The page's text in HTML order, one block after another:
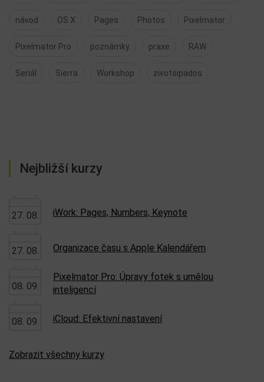
návod OS X Pages Photos Pixelmator
Pixelmator Pro poznámky praxe RAW
Seriál Sierra Workshop zivotsipados
Nejbližší kurzy
27. 08. iWork: Pages, Numbers, Keynote
27. 08. Organizace času s Apple Kalendářem
08. 09.
Pixelmator Pro: Úpravy fotek s umělou
inteligencí
08. 09. iCloud: Efektivní nastavení
Zobrazit všechny kurzy